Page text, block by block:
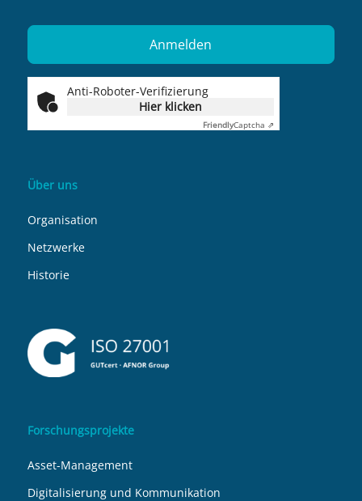
Anti-Roboter-Verifizierung
Hier klicken
FriendlyCaptcha ⇗
Über uns
Organisation
Netzwerke
Historie
Forschungsprojekte
Asset-Management
Digitalisierung und Kommunikation